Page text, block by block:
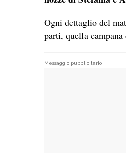
Ogni dettaglio del
parti, quella
Messaggio pubblicitario